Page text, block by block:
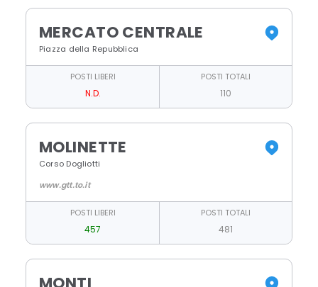
MERCATO CENTRALE
Piazza della Repubblica
POSTI LIBERI
N.D.
POSTI TOTALI
110
MOLINETTE
Corso Dogliotti
www.gtt.to.it
POSTI LIBERI
457
POSTI TOTALI
481